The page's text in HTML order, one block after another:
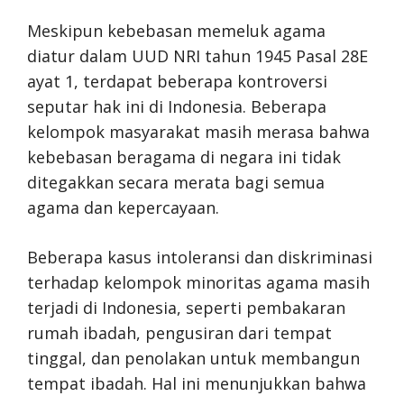
Meskipun kebebasan memeluk agama
diatur dalam UUD NRI tahun 1945 Pasal 28E
ayat 1, terdapat beberapa kontroversi
seputar hak ini di Indonesia. Beberapa
kelompok masyarakat masih merasa bahwa
kebebasan beragama di negara ini tidak
ditegakkan secara merata bagi semua
agama dan kepercayaan.
Beberapa kasus intoleransi dan diskriminasi
terhadap kelompok minoritas agama masih
terjadi di Indonesia, seperti pembakaran
rumah ibadah, pengusiran dari tempat
tinggal, dan penolakan untuk membangun
tempat ibadah. Hal ini menunjukkan bahwa